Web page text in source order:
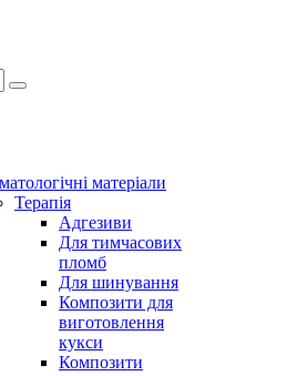
матеріали
Терапія
Адгезиви
Для тимчасових
пломб
Для шинування
Композити для
виготовлення
кукси
Композити